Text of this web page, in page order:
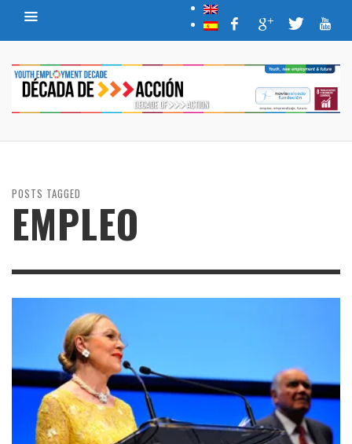
POSTS TAGGED
EMPLEO